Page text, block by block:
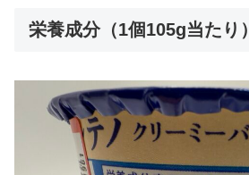
栄養成分（1個105g当たり）